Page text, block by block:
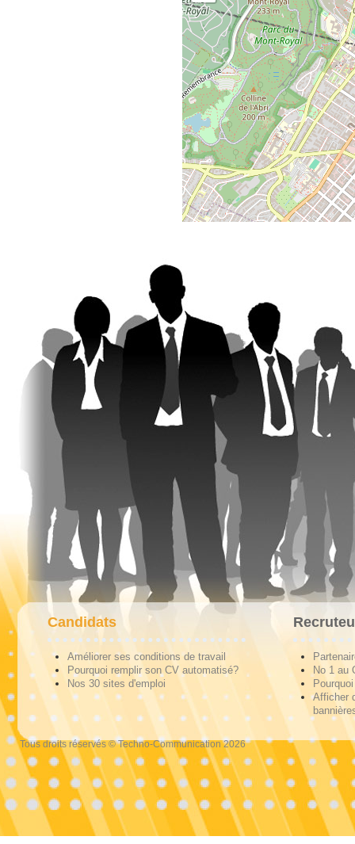
Candidats
Améliorer ses conditions de travail
Pourquoi remplir son CV automatisé?
Nos 30 sites d'emploi
No 1 au
Afficher
Tous droits réservés © Techno-Communication 2026